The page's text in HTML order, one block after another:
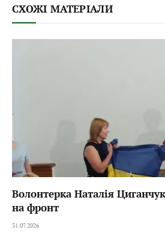
СХОЖІ МАТЕРІАЛИ
Волонтерка Наталія
на фронт
31.07.2026